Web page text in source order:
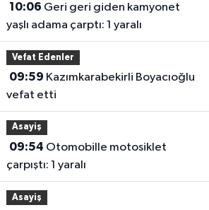
10:06
yaşlı adama çarptı: 1 yaralı
Vefat Edenler
09:59
vefat etti
Asayiş
09:54
çarpıştı: 1 yaralı
Asayiş